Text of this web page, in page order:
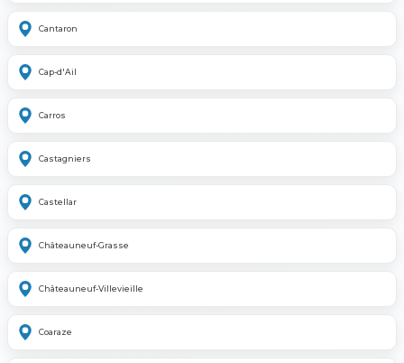
Cantaron
Cap-d'Ail
Carros
Castagniers
Castellar
Châteauneuf-Grasse
Châteauneuf-Villevieille
Coaraze